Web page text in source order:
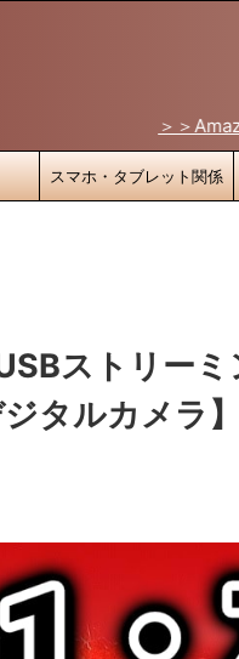
＞＞Amazon売れ筋ラン
スマホ・タブレット関係
ストリー
タルカメラ】